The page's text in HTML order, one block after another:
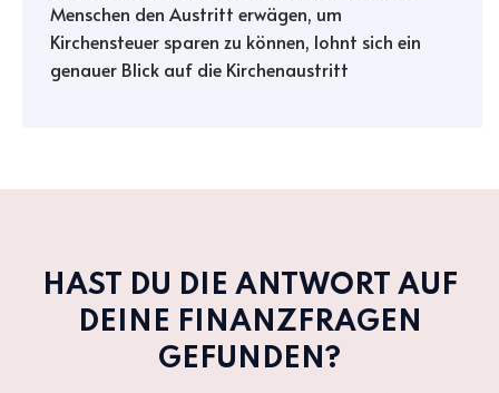
Menschen den Austritt erwägen, um
Kirchensteuer sparen zu können, lohnt sich ein
genauer Blick auf die Kirchenaustritt
HAST DU DIE ANTWORT AUF
DEINE FINANZFRAGEN
GEFUNDEN?